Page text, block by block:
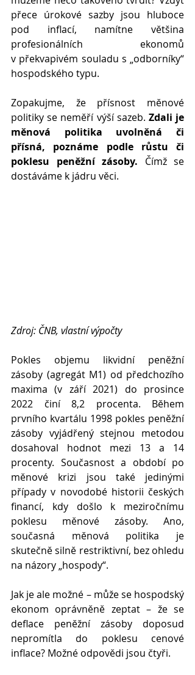
přece úrokové sazby jsou hluboce
pod inflací, namítne většina
profesionálních ekonomů
v překvapivém souladu s „odborníky“
hospodského typu.
Zopakujme, že přísnost měnové
politiky se neměří výší sazeb. Zdali je
měnová politika uvolněná či
přísná, poznáme podle růstu či
poklesu peněžní zásoby. Čímž se
dostáváme k jádru věci.
Zdroj: ČNB, vlastní výpočty
Pokles objemu likvidní peněžní
zásoby (agregát M1) od předchozího
maxima (v září 2021) do prosince
2022 činí 8,2 procenta. Během
prvního kvartálu 1998 pokles peněžní
zásoby vyjádřený stejnou metodou
dosahoval hodnot mezi 13 a 14
procenty. Současnost a období po
měnové krizi jsou také jedinými
případy v novodobé historii českých
financí, kdy došlo k meziročnímu
poklesu měnové zásoby. Ano,
současná měnová politika je
skutečně silně restriktivní, bez ohledu
na názory „hospody“.
Jak je ale možné – může se hospodský
ekonom oprávněně zeptat – že se
deflace peněžní zásoby doposud
nepromítla do poklesu cenové
inflace? Možné odpovědi jsou čtyři.